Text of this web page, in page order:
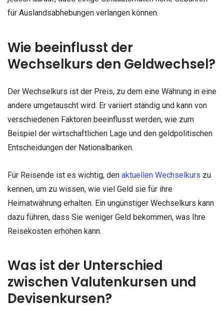
für Auslandsabhebungen verlangen können.
Wie beeinflusst der
Wechselkurs den Geldwechsel?
Der Wechselkurs ist der Preis, zu dem eine Währung in eine
andere umgetauscht wird. Er variiert ständig und kann von
verschiedenen Faktoren beeinflusst werden, wie zum
Beispiel der wirtschaftlichen Lage und den geldpolitischen
Entscheidungen der Nationalbanken.
Für Reisende ist es wichtig, den aktuellen Wechselkurs zu
kennen, um zu wissen, wie viel Geld sie für ihre
Heimatwährung erhalten. Ein ungünstiger Wechselkurs kann
dazu führen, dass Sie weniger Geld bekommen, was Ihre
Reisekosten erhöhen kann.
Was ist der Unterschied
zwischen Valutenkursen und
Devisenkursen?